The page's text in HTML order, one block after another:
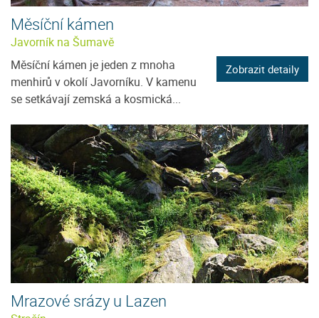
Měsíční kámen
Javorník na Šumavě
Měsíční kámen je jeden z mnoha
menhirů v okolí Javorníku. V kamenu
se setkávají zemská a kosmická...
Zobrazit detaily
Mrazové srázy u Lazen